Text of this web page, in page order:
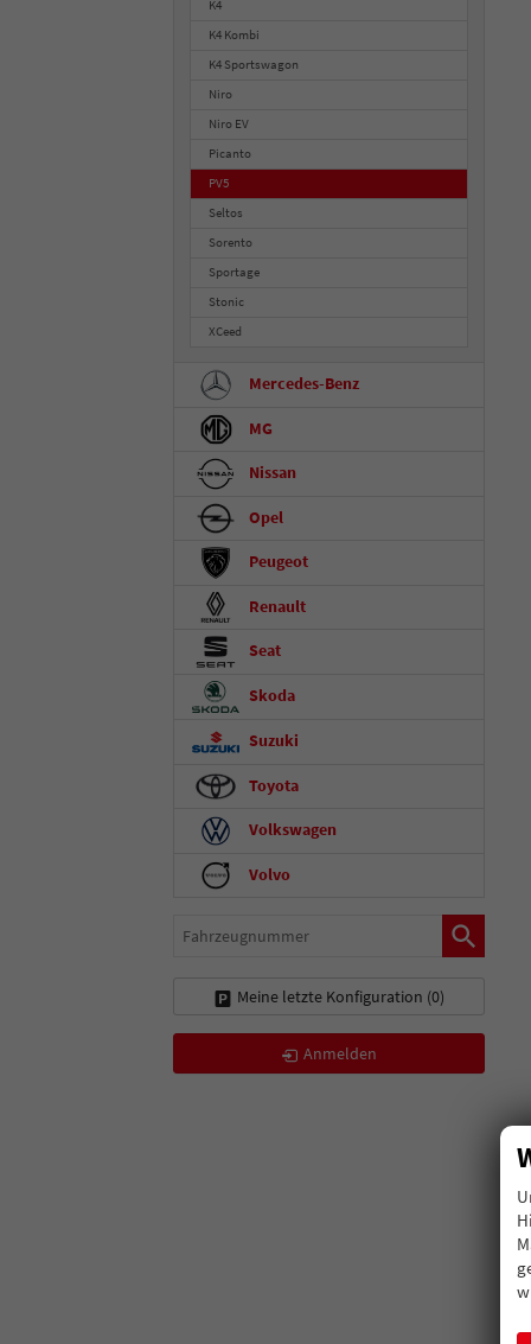
K4
K4 Kombi
K4 Sportswagon
Niro
Niro EV
Picanto
PV5
Seltos
Sorento
Sportage
Stonic
XCeed
Mercedes-Benz
MG
Nissan
Opel
Peugeot
Renault
Seat
Skoda
Suzuki
Toyota
Volkswagen
Volvo
Fahrzeugnummer
Meine letzte Konfiguration (0)
Anmelden